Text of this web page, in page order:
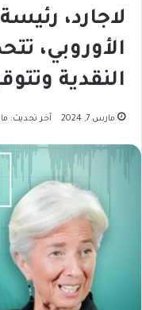
لاجارد،
الأوروبي،
النقدية
مارس 7, 2024 آخر تحديث: مارس